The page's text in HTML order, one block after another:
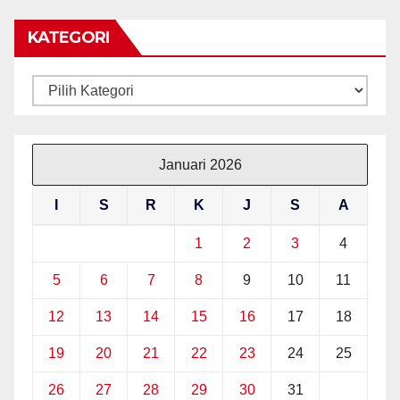
KATEGORI
Kategori
Januari 2026
S R K J S A
1 2 3 4
5 6 7 8 9 10 11
12 13 14 15 16 17 18
19 20 21 22 23 24 25
26 27 28 29 30 31